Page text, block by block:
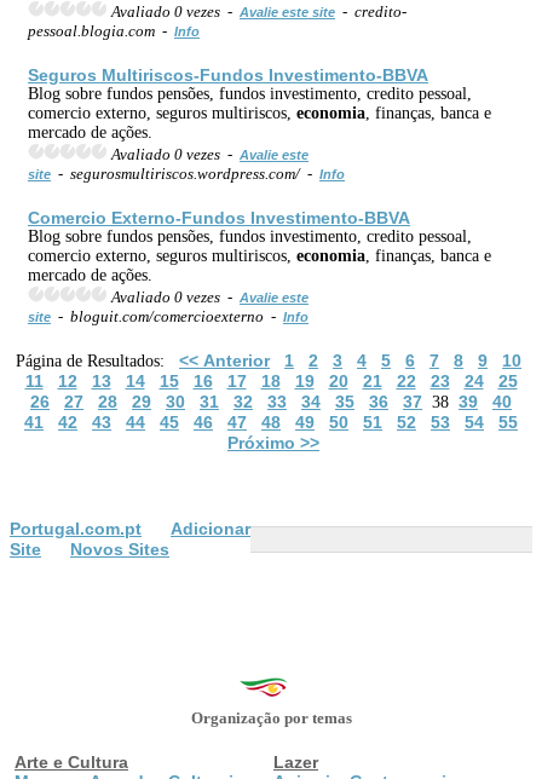
Avaliado 0 vezes - Avalie este site - credito-
pessoal.blogia.com - Info
Seguros Multiriscos-Fundos Investimento-BBVA
Blog sobre fundos pensões, fundos investimento, credito pessoal,
comercio externo, seguros multiriscos, economia , finanças, banca e
mercado de ações.
Avaliado 0 vezes - Avalie este
site - segurosmultiriscos.wordpress.com/ - Info
Comercio Externo-Fundos Investimento-BBVA
Blog sobre fundos pensões, fundos investimento, credito pessoal,
comercio externo, seguros multiriscos, economia , finanças, banca e
mercado de ações.
Avaliado 0 vezes - Avalie este
site - bloguit.com/comercioexterno - Info
Página de Resultados: << Anterior 1 2 3 4 5 6 7 8 9
10
11
12 13 14 15 16 17 18 19 20 21 22 23 24
25
26
27 28 29 30 31 32 33 34 35 36 37 38 39
40
41
42 43 44 45 46 47 48 49 50 51 52 53 54
55
Próximo >>
Portugal.com.pt
Adicionar
Site
Novos Sites
Organização por temas
Arte e Cultura
Lazer